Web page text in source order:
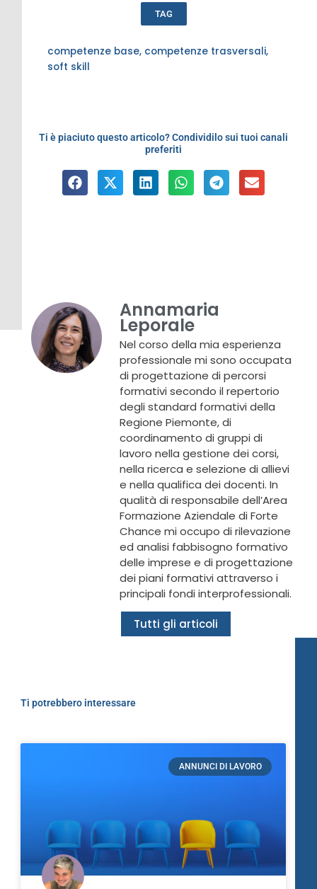
TAG
competenze base, competenze trasversali,
soft skill
Ti è piaciuto questo articolo? Condividilo sui tuoi canali
preferiti
Annamaria
Leporale
Nel corso della mia esperienza
professionale mi sono occupata
di progettazione di percorsi
formativi secondo il repertorio
degli standard formativi della
Regione Piemonte, di
coordinamento di gruppi di
lavoro nella gestione dei corsi,
nella ricerca e selezione di allievi
e nella qualifica dei docenti. In
qualità di responsabile dell’Area
Formazione Aziendale di Forte
Chance mi occupo di rilevazione
ed analisi fabbisogno formativo
delle imprese e di progettazione
dei piani formativi attraverso i
principali fondi interprofessionali.
Tutti gli articoli
Ti potrebbero interessare
ANNUNCI DI LAVORO